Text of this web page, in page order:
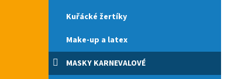
Kuřácké žertíky
Make-up a latex
MASKY KARNEVALOVÉ